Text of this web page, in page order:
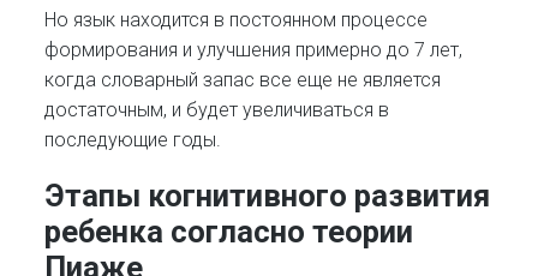
Но язык находится в постоянном процессе
формирования и улучшения примерно до 7 лет,
когда словарный запас все еще не является
достаточным, и будет увеличиваться в
последующие годы.
Этапы когнитивного развития
ребенка согласно теории
Пиаже